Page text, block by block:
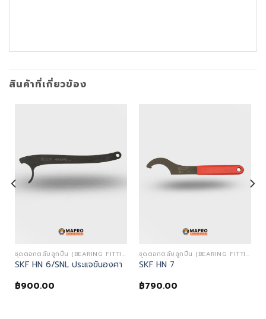
สินค้าที่เกี่ยวข้อง
ชุดตอกตลับลูกปืน (BEARING FITTING TOOLS)
SKF HN 6/SNL ประแจขันองศา
฿900.00
ชุดตอกตลับลูกปืน (BEARING FITTING TOOLS)
SKF HN 7
฿790.00